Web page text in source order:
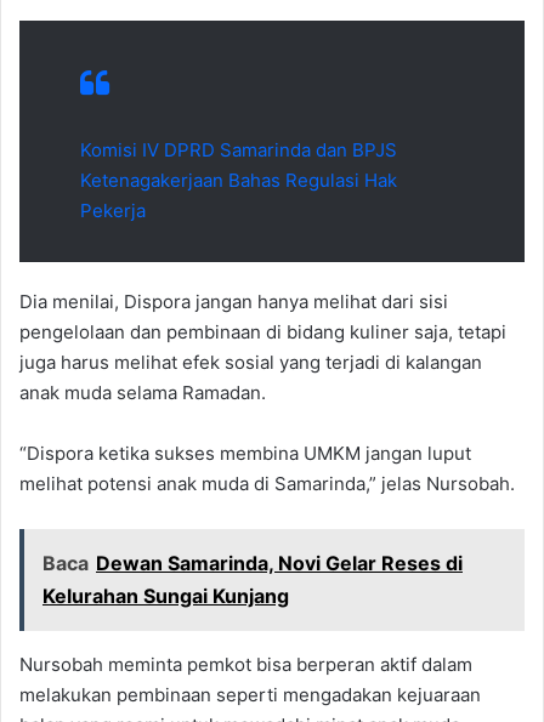
Komisi IV DPRD Samarinda dan BPJS
Ketenagakerjaan Bahas Regulasi Hak
Pekerja
Dia menilai, Dispora jangan hanya melihat dari sisi
pengelolaan dan pembinaan di bidang kuliner saja, tetapi
juga harus melihat efek sosial yang terjadi di kalangan
anak muda selama Ramadan.
“Dispora ketika sukses membina UMKM jangan luput
melihat potensi anak muda di Samarinda,” jelas Nursobah.
Baca Dewan Samarinda, Novi Gelar Reses di
Kelurahan Sungai Kunjang
Nursobah meminta pemkot bisa berperan aktif dalam
melakukan pembinaan seperti mengadakan kejuaraan